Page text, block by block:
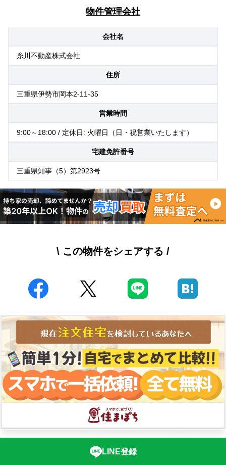
物件管理会社
会社名
糸川不動産株式会社
住所
三重県伊勢市岡本2-11-35
営業時間
9:00～18:00 / 定休日: 火曜日（日・祝営業いたします）
宅建免許番号
三重県知事（5）第2923号
\ この物件をシェアする /
LINE登録